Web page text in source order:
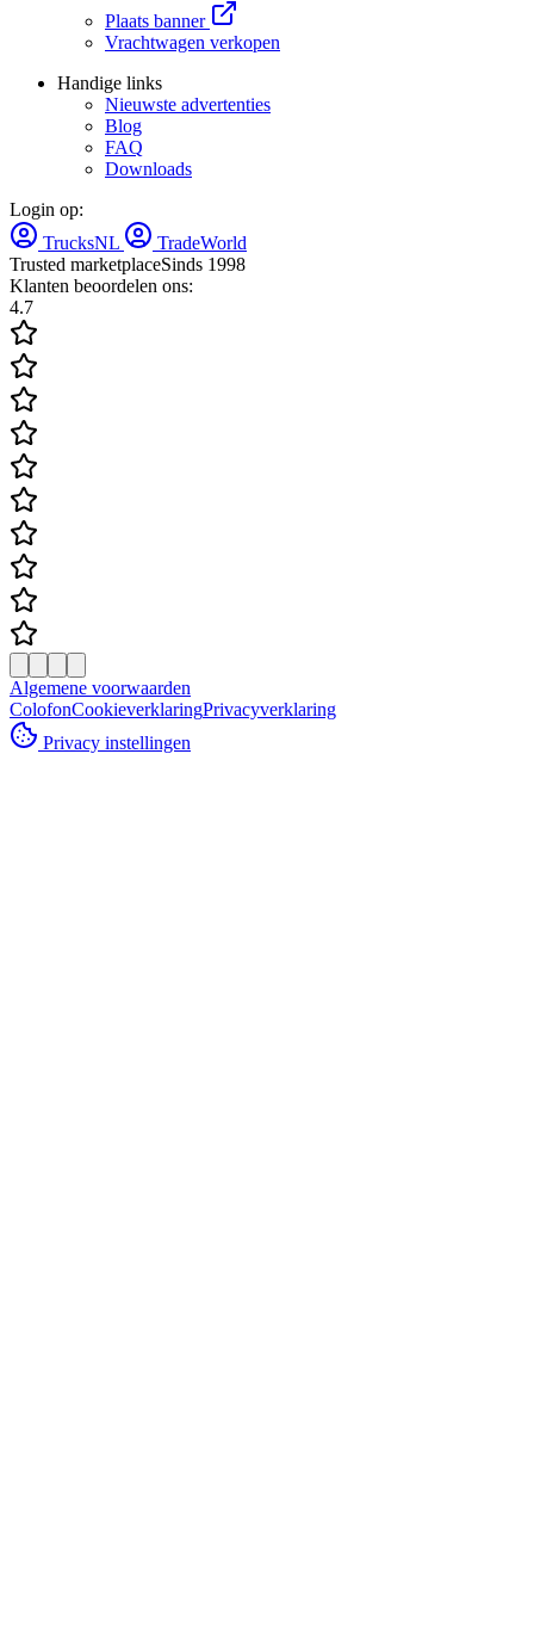
Plaats banner
Vrachtwagen verkopen
Handige links
Nieuwste advertenties
Blog
FAQ
Downloads
Login op:
TrucksNL
TradeWorld
Trusted marketplaceSinds 1998
Klanten beoordelen ons:
4.7
Algemene voorwaarden
ColofonCookieverklaringPrivacyverklaring
Privacy instellingen